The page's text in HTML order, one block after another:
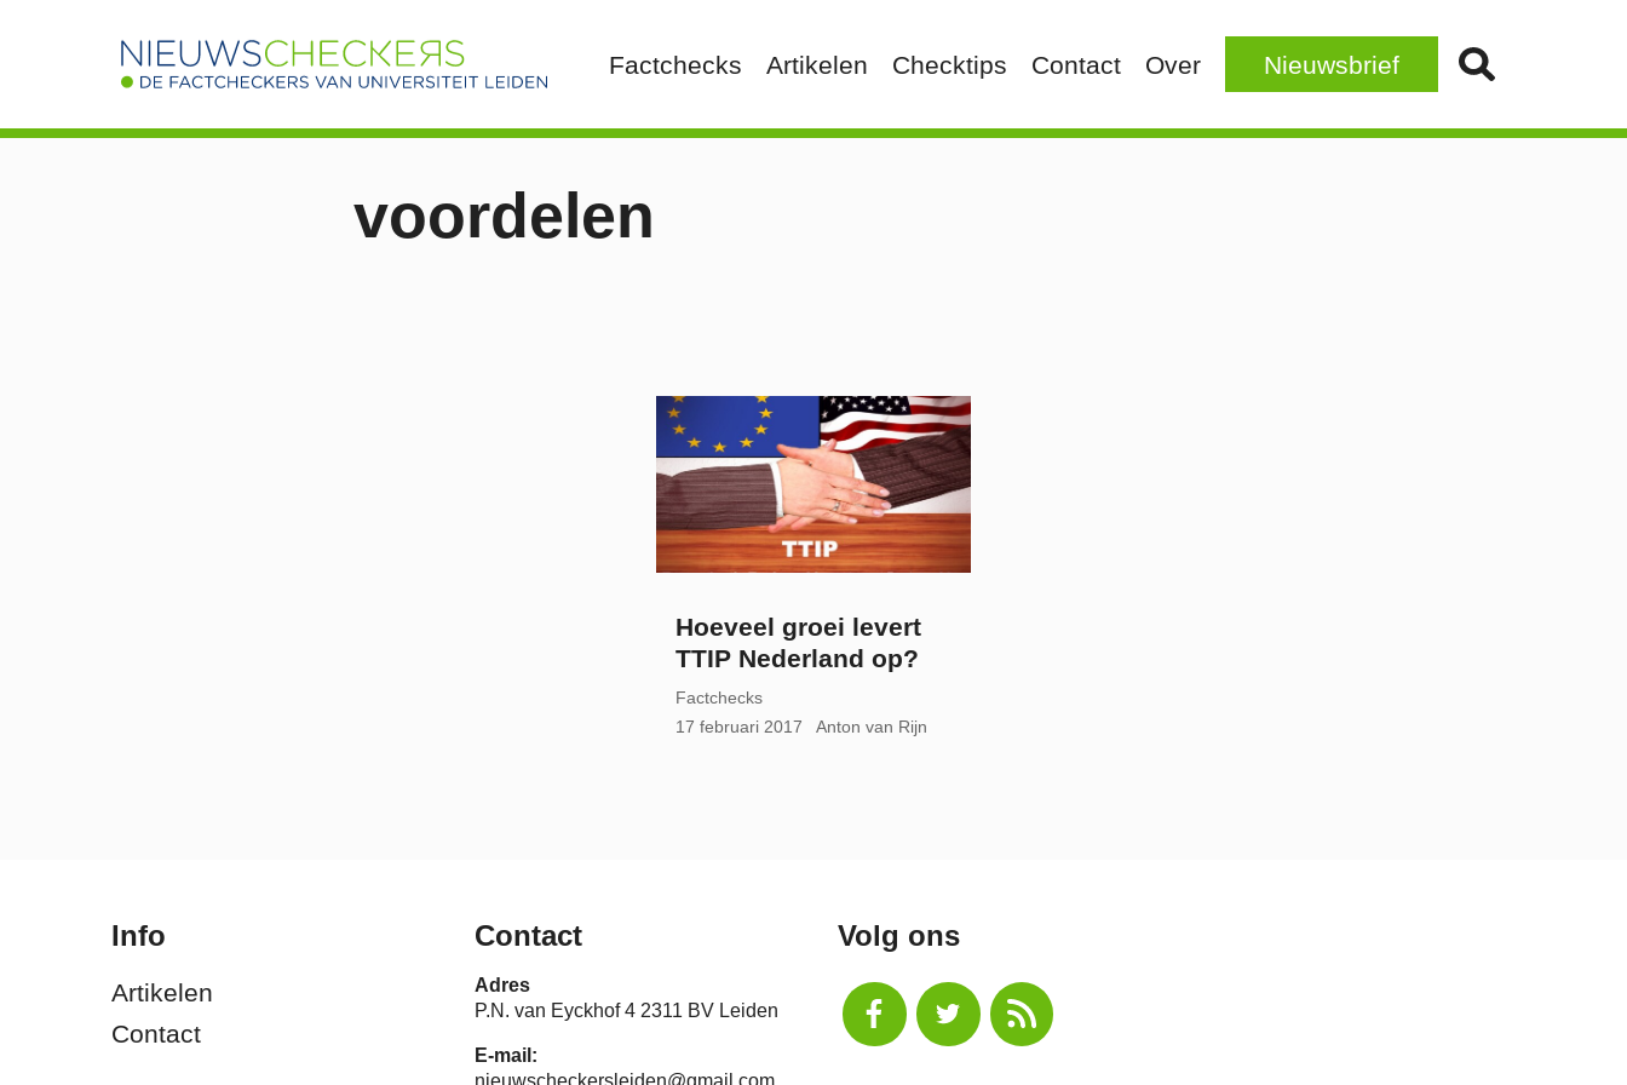
Factchecks Artikelen Checktips Contact Over Nieuwsbrief
voordelen
Hoeveel groei levert
TTIP Nederland op?
Factchecks
17 februari 2017
Anton van Rijn
Info
Artikelen
Contact
Contact
Adres
P.N. van Eyckhof 4 2311 BV Leiden
E-mail:
nieuwscheckersleiden@gmail.com
Volg ons